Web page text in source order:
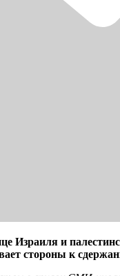
Израиля и
стороны к